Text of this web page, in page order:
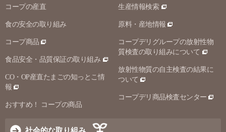
コープの産直
食の安全の取り組み
コープ商品
食品安全・品質保証の取り組み
CO・OP産直たまごの知っとこ情
報
おすすめ！ コープの商品
生産情報検索
原料・産地情報
コープデリグループの放射性物
質検査の取り組みについて
放射性物質の自主検査の結果に
ついて
コープデリ商品検査センター
社会的な取り組み